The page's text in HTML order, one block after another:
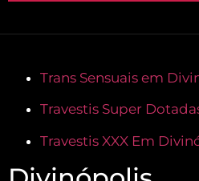
Trans Sensuais em
Travestis Super
Travestis XXX Em